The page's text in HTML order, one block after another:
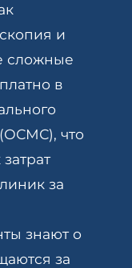
и
сложные
в
что
за
знают о
за